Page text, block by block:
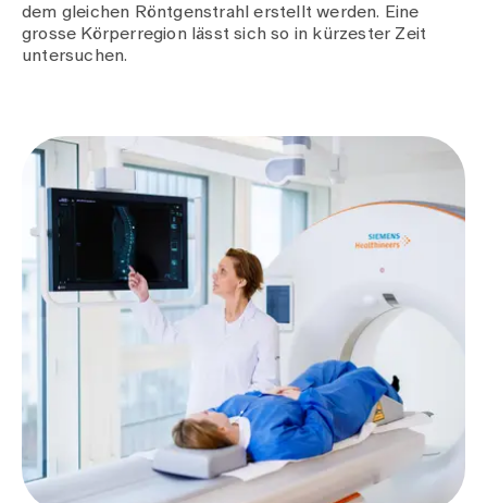
dem gleichen Röntgenstrahl erstellt werden. Eine
grosse Körperregion lässt sich so in kürzester Zeit
untersuchen.